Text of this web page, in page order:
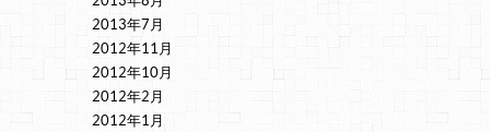
2013年7月
2012年11月
2012年10月
2012年2月
2012年1月